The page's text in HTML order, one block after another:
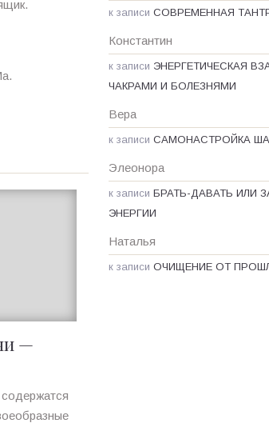
—
к записи СОВРЕМЕННАЯ
Константин
к записи ЭНЕРГЕТИЧЕСКАЯ
ЧАКРАМИ И БОЛЕЗНЯМИ
Вера
к записи САМОНАСТРОЙКА
Элеонора
к записи БРАТЬ-ДАВАТЬ ИЛИ
ЭНЕРГИИ
Наталья
к записи ОЧИЩЕНИЕ ОТ